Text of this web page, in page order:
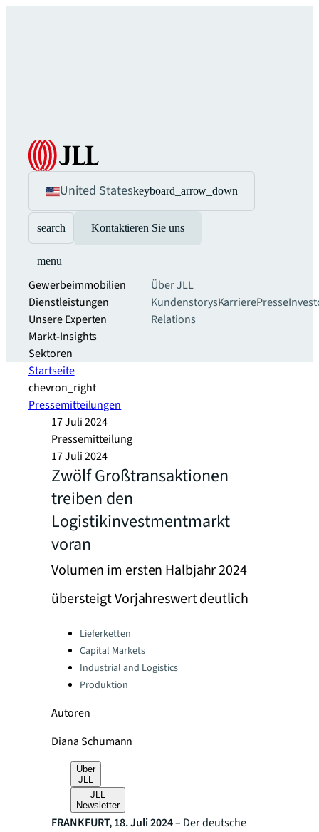
United Stateskeyboard_arrow_down
search Kontaktieren Sie uns
menu
Gewerbeimmobilien
Dienstleistungen
Unsere Experten
Markt-Insights
Sektoren​
Über JLL
KundenstorysKarrierePresse
Relations
Startseite
chevron_right
Pressemitteilungen
17 Juli 2024
Pressemitteilung
17 Juli 2024
Zwölf Großtransaktionen
treiben den
Logistikinvestmentmarkt
voran
Volumen im ersten Halbjahr 2024
übersteigt Vorjahreswert deutlich
Categories:Lieferketten
Capital Markets
Industrial and Logistics
Produktion
Autoren
Diana Schumann
Über
JLL
JLL
Newsletter
FRANKFURT, 18. Juli 2024– Der deutsche